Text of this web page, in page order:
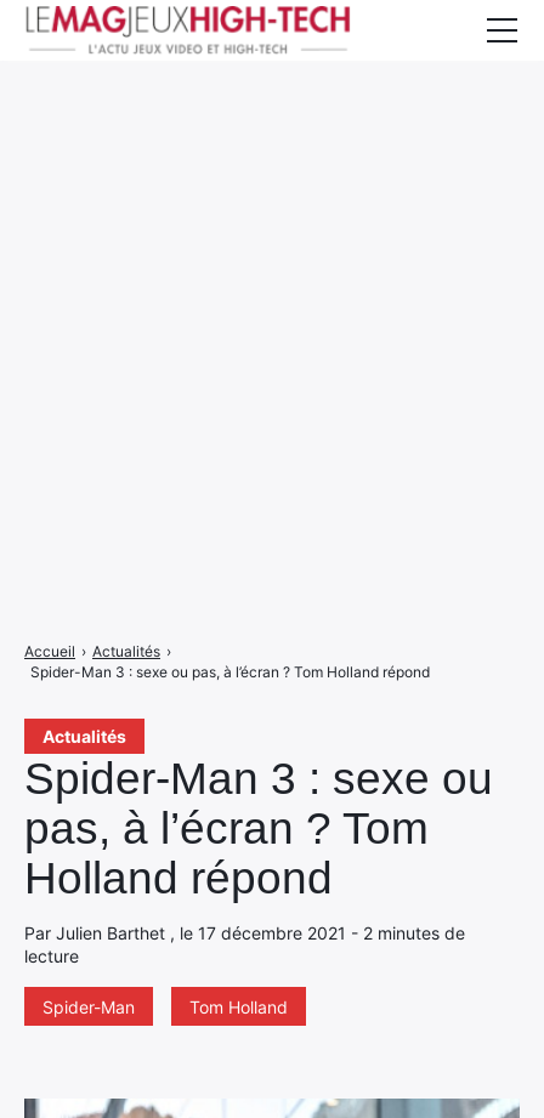
Actualités
Spider-Man 3 : sexe ou
pas, à l’écran ? Tom
Holland répond
Par Julien Barthet , le 17 décembre 2021 - 2 minutes de
lecture
Spider-Man Tom Holland
Accueil › Actualités ›
Spider-Man 3 : sexe ou pas, à l’écran ? Tom Holland répond